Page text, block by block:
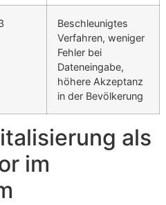
Beschleunigtes
Verfahren, weniger
Fehler bei
Dateneingabe,
höhere Akzeptanz
in der Bevölkerung
als
im